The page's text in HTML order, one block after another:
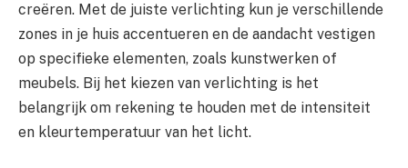
creëren. Met de juiste verlichting kun je verschillende
zones in je huis accentueren en de aandacht vestigen
op specifieke elementen, zoals kunstwerken of
meubels. Bij het kiezen van verlichting is het
belangrijk om rekening te houden met de intensiteit
en kleurtemperatuur van het licht.